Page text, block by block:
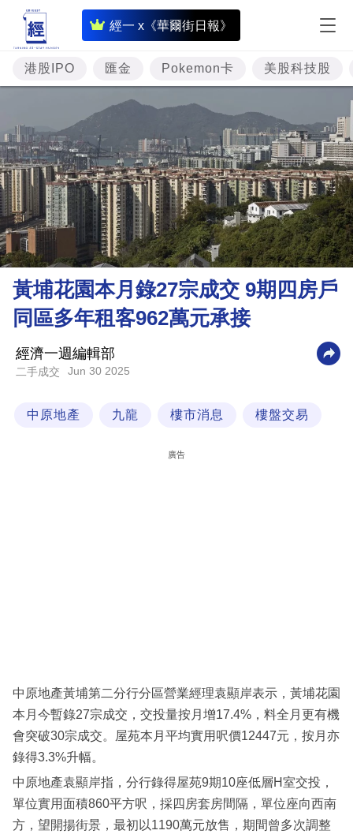
經一 x《華爾街日報》
即
時
財
經
專
題
投
資
樓
市
理
財
商
業
科
區
港股IPO 匯金 Pokemon卡 美股科技股
黃埔花園本月錄27宗成交 9期四房戶
同區多年租客962萬元承接
經濟一週編輯部
二手成交 Jun 30 2025
中原地產 九龍 樓市消息 樓盤交易
廣告
中原地產黃埔第二分行分區營業經理袁顯岸表示，黃埔花園
本月今暫錄27宗成交，交投量按月增17.4%，料全月更有機
會突破30宗成交。屋苑本月平均實用呎價12447元，按月亦
錄得3.3%升幅。
中原地產袁顯岸指，分行錄得屋苑9期10座低層H室交投，
單位實用面積860平方呎，採四房套房間隔，單位座向西南
方，望開揚街景，最初以1190萬元放售，期間曾多次調整